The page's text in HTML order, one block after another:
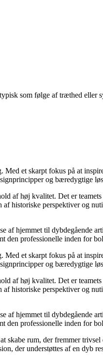
som følge af træthed eller
et skarpt fokus på at
og bæredygtige
af høj kvalitet. Det er
historiske perspektiver og
hjemmet til dybdegående
den professionelle inden for
et skarpt fokus på at
og bæredygtige
af høj kvalitet. Det er
historiske perspektiver og
hjemmet til dybdegående
den professionelle inden for
rum, der fremmer
der understøttes af en dyb